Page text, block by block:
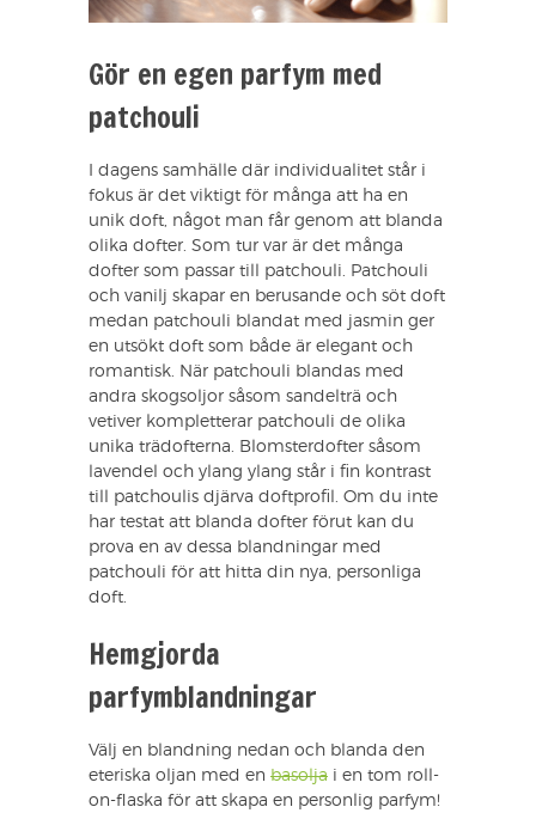
Gör en egen parfym med
patchouli
I dagens samhälle där individualitet står i
fokus är det viktigt för många att ha en
unik doft, något man får genom att blanda
olika dofter. Som tur var är det många
dofter som passar till patchouli. Patchouli
och vanilj skapar en berusande och söt doft
medan patchouli blandat med jasmin ger
en utsökt doft som både är elegant och
romantisk. När patchouli blandas med
andra skogsoljor såsom sandelträ och
vetiver kompletterar patchouli de olika
unika trädofterna. Blomsterdofter såsom
lavendel och ylang ylang står i fin kontrast
till patchoulis djärva doftprofil. Om du inte
har testat att blanda dofter förut kan du
prova en av dessa blandningar med
patchouli för att hitta din nya, personliga
doft.
Hemgjorda
parfymblandningar
Välj en blandning nedan och blanda den
eteriska oljan med en basolja i en tom roll-
on-flaska för att skapa en personlig parfym!